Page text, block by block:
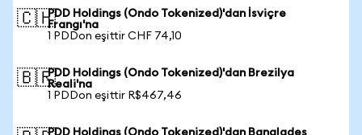
🇨🇭PDD Holdings (Ondo Tokenized)'dan İsviçre
Frangı'na
1 PDDon eşittir CHF 74,10
🇧🇷PDD Holdings (Ondo Tokenized)'dan Brezilya
Reali'na
1 PDDon eşittir R$467,46
PDD Holdings (Ondo Tokenized)'dan Bangladeş